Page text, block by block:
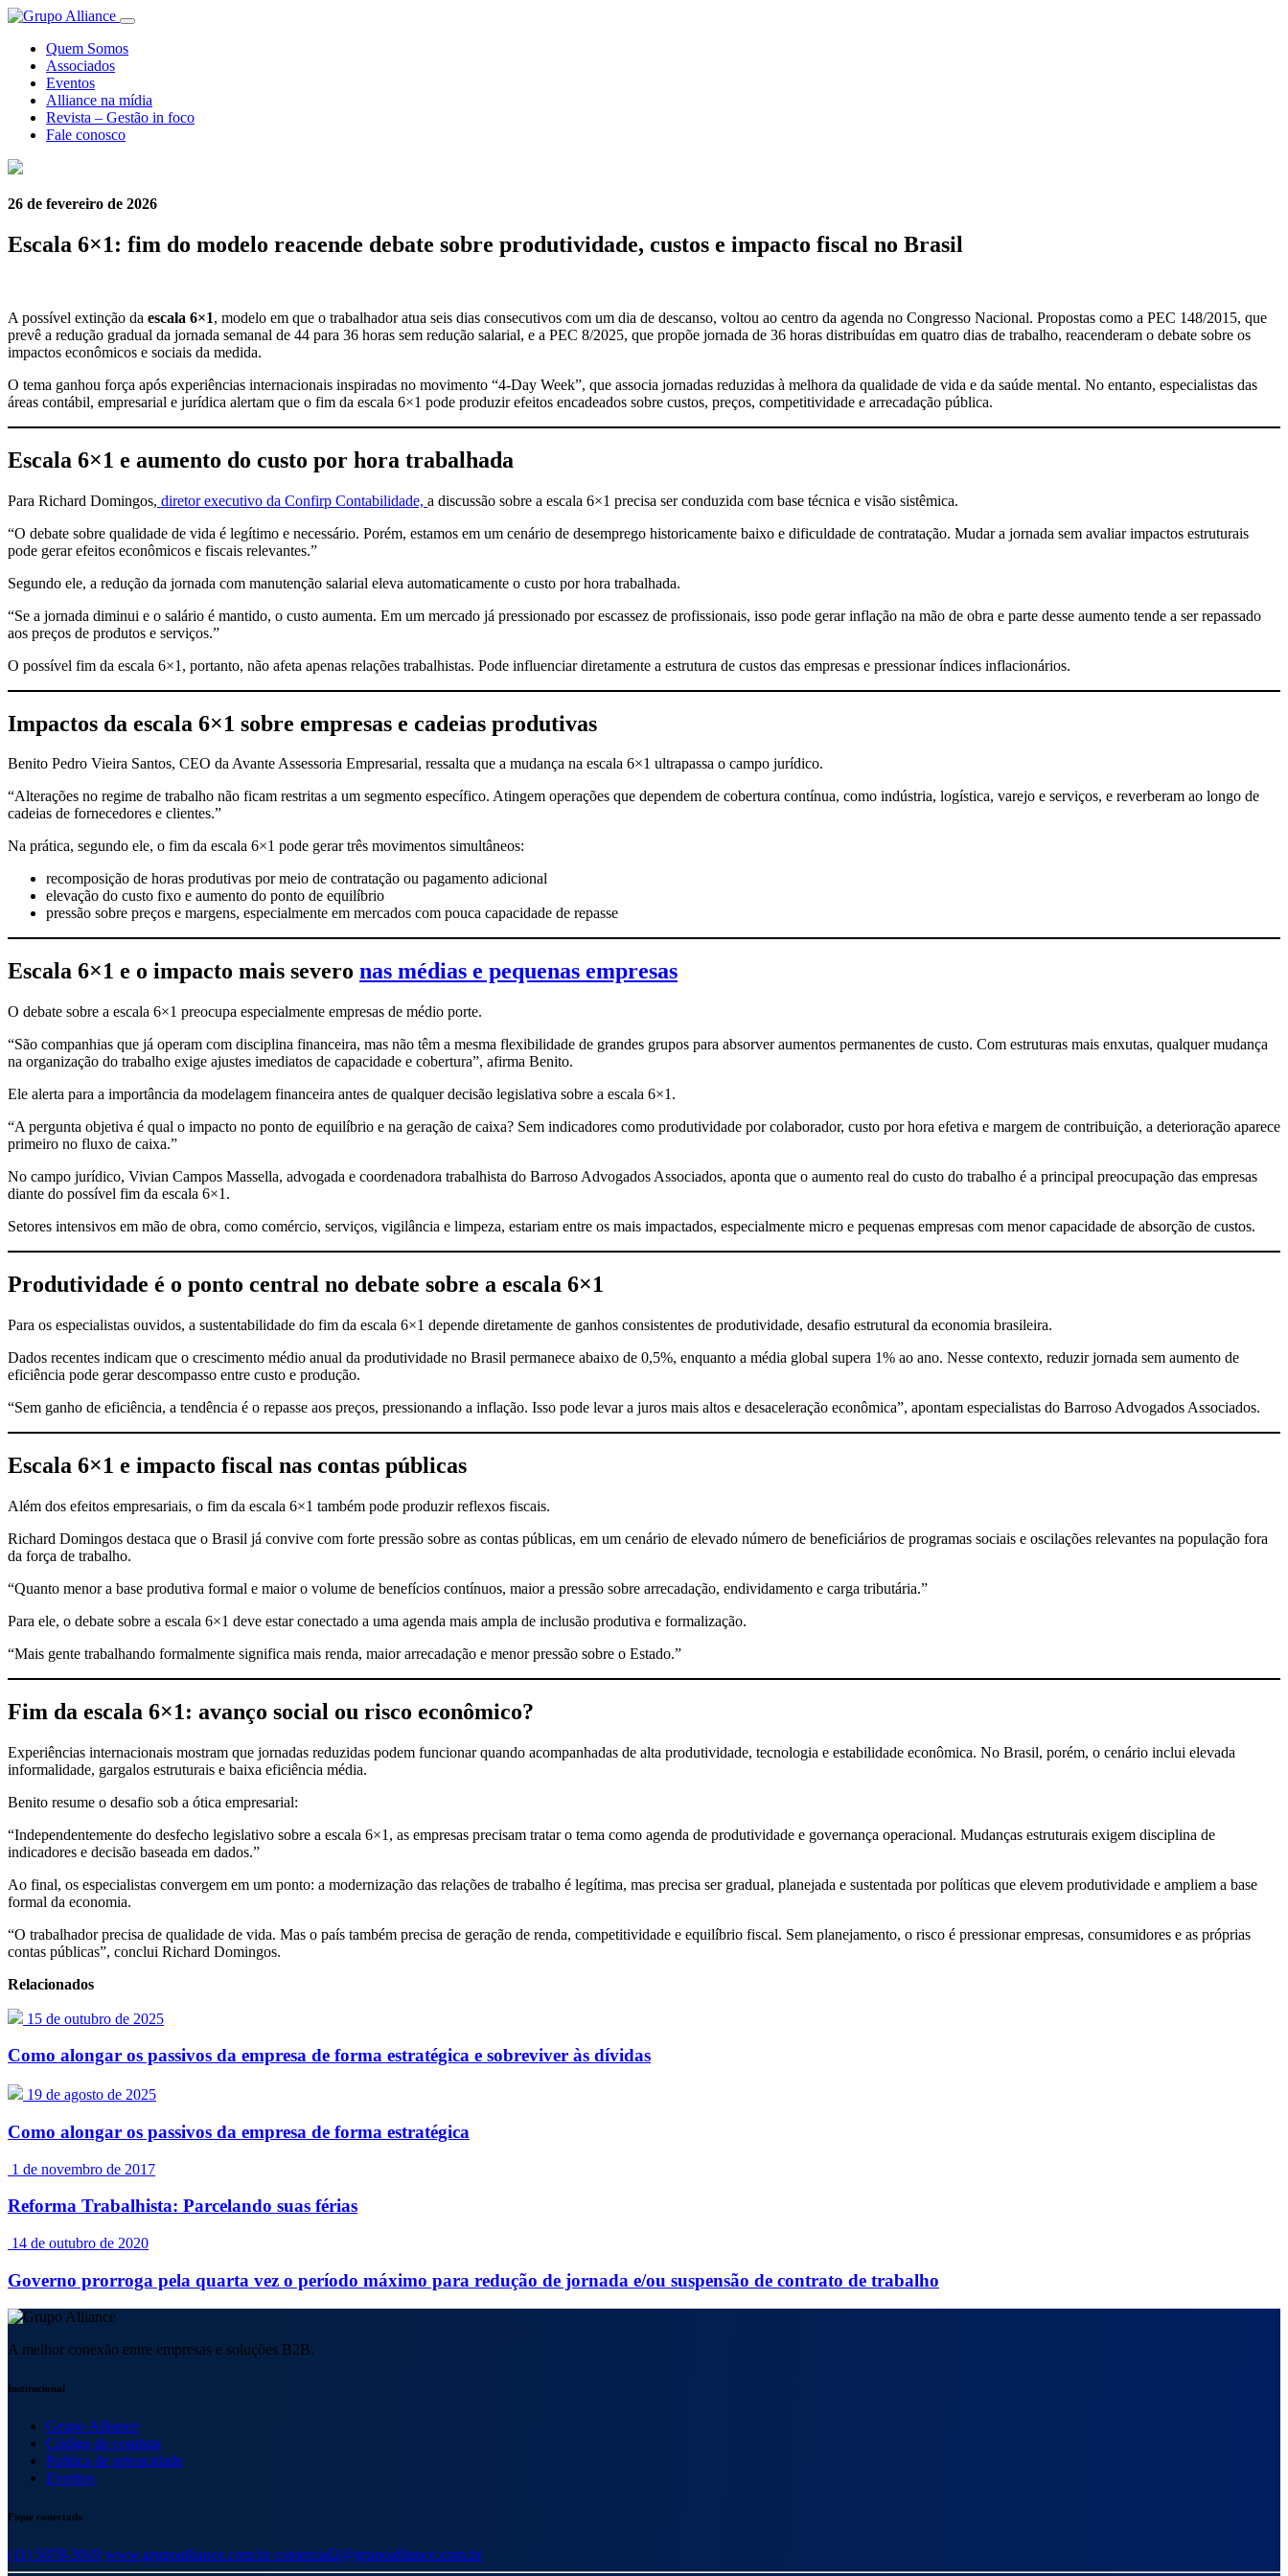
Quem Somos
Associados
Eventos
Alliance na mídia
Revista – Gestão in foco
Fale conosco
26 de fevereiro de 2026
Escala 6×1: fim do modelo reacende debate sobre produtividade, custos e impacto fiscal no Brasil
A possível extinção da escala 6×1, modelo em que o trabalhador atua seis dias consecutivos com um dia de descanso, voltou ao centro da agenda no Congresso Nacional. Propostas como a PEC 148/2015, que
prevê a redução gradual da jornada semanal de 44 para 36 horas sem redução salarial, e a PEC 8/2025, que propõe jornada de 36 horas distribuídas em quatro dias de trabalho, reacenderam o debate sobre os
impactos econômicos e sociais da medida.
O tema ganhou força após experiências internacionais inspiradas no movimento “4-Day Week”, que associa jornadas reduzidas à melhora da qualidade de vida e da saúde mental. No entanto, especialistas das
áreas contábil, empresarial e jurídica alertam que o fim da escala 6×1 pode produzir efeitos encadeados sobre custos, preços, competitividade e arrecadação pública.
Escala 6×1 e aumento do custo por hora trabalhada
Para Richard Domingos, diretor executivo da Confirp Contabilidade, a discussão sobre a escala 6×1 precisa ser conduzida com base técnica e visão sistêmica.
“O debate sobre qualidade de vida é legítimo e necessário. Porém, estamos em um cenário de desemprego historicamente baixo e dificuldade de contratação. Mudar a jornada sem avaliar impactos estruturais
pode gerar efeitos econômicos e fiscais relevantes.”
Segundo ele, a redução da jornada com manutenção salarial eleva automaticamente o custo por hora trabalhada.
“Se a jornada diminui e o salário é mantido, o custo aumenta. Em um mercado já pressionado por escassez de profissionais, isso pode gerar inflação na mão de obra e parte desse aumento tende a ser repassado
aos preços de produtos e serviços.”
O possível fim da escala 6×1, portanto, não afeta apenas relações trabalhistas. Pode influenciar diretamente a estrutura de custos das empresas e pressionar índices inflacionários.
Impactos da escala 6×1 sobre empresas e cadeias produtivas
Benito Pedro Vieira Santos, CEO da Avante Assessoria Empresarial, ressalta que a mudança na escala 6×1 ultrapassa o campo jurídico.
“Alterações no regime de trabalho não ficam restritas a um segmento específico. Atingem operações que dependem de cobertura contínua, como indústria, logística, varejo e serviços, e reverberam ao longo de
cadeias de fornecedores e clientes.”
Na prática, segundo ele, o fim da escala 6×1 pode gerar três movimentos simultâneos:
recomposição de horas produtivas por meio de contratação ou pagamento adicional
elevação do custo fixo e aumento do ponto de equilíbrio
pressão sobre preços e margens, especialmente em mercados com pouca capacidade de repasse
Escala 6×1 e o impacto mais severo nas médias e pequenas empresas
O debate sobre a escala 6×1 preocupa especialmente empresas de médio porte.
“São companhias que já operam com disciplina financeira, mas não têm a mesma flexibilidade de grandes grupos para absorver aumentos permanentes de custo. Com estruturas mais enxutas, qualquer mudança
na organização do trabalho exige ajustes imediatos de capacidade e cobertura”, afirma Benito.
Ele alerta para a importância da modelagem financeira antes de qualquer decisão legislativa sobre a escala 6×1.
“A pergunta objetiva é qual o impacto no ponto de equilíbrio e na geração de caixa? Sem indicadores como produtividade por colaborador, custo por hora efetiva e margem de contribuição, a deterioração aparece
primeiro no fluxo de caixa.”
No campo jurídico, Vivian Campos Massella, advogada e coordenadora trabalhista do Barroso Advogados Associados, aponta que o aumento real do custo do trabalho é a principal preocupação das empresas
diante do possível fim da escala 6×1.
Setores intensivos em mão de obra, como comércio, serviços, vigilância e limpeza, estariam entre os mais impactados, especialmente micro e pequenas empresas com menor capacidade de absorção de custos.
Produtividade é o ponto central no debate sobre a escala 6×1
Para os especialistas ouvidos, a sustentabilidade do fim da escala 6×1 depende diretamente de ganhos consistentes de produtividade, desafio estrutural da economia brasileira.
Dados recentes indicam que o crescimento médio anual da produtividade no Brasil permanece abaixo de 0,5%, enquanto a média global supera 1% ao ano. Nesse contexto, reduzir jornada sem aumento de
eficiência pode gerar descompasso entre custo e produção.
“Sem ganho de eficiência, a tendência é o repasse aos preços, pressionando a inflação. Isso pode levar a juros mais altos e desaceleração econômica”, apontam especialistas do Barroso Advogados Associados.
Escala 6×1 e impacto fiscal nas contas públicas
Além dos efeitos empresariais, o fim da escala 6×1 também pode produzir reflexos fiscais.
Richard Domingos destaca que o Brasil já convive com forte pressão sobre as contas públicas, em um cenário de elevado número de beneficiários de programas sociais e oscilações relevantes na população fora
da força de trabalho.
“Quanto menor a base produtiva formal e maior o volume de benefícios contínuos, maior a pressão sobre arrecadação, endividamento e carga tributária.”
Para ele, o debate sobre a escala 6×1 deve estar conectado a uma agenda mais ampla de inclusão produtiva e formalização.
“Mais gente trabalhando formalmente significa mais renda, maior arrecadação e menor pressão sobre o Estado.”
Fim da escala 6×1: avanço social ou risco econômico?
Experiências internacionais mostram que jornadas reduzidas podem funcionar quando acompanhadas de alta produtividade, tecnologia e estabilidade econômica. No Brasil, porém, o cenário inclui elevada
informalidade, gargalos estruturais e baixa eficiência média.
Benito resume o desafio sob a ótica empresarial:
“Independentemente do desfecho legislativo sobre a escala 6×1, as empresas precisam tratar o tema como agenda de produtividade e governança operacional. Mudanças estruturais exigem disciplina de
indicadores e decisão baseada em dados.”
Ao final, os especialistas convergem em um ponto: a modernização das relações de trabalho é legítima, mas precisa ser gradual, planejada e sustentada por políticas que elevem produtividade e ampliem a base
formal da economia.
“O trabalhador precisa de qualidade de vida. Mas o país também precisa de geração de renda, competitividade e equilíbrio fiscal. Sem planejamento, o risco é pressionar empresas, consumidores e as próprias
contas públicas”, conclui Richard Domingos.
Relacionados
15 de outubro de 2025
Como alongar os passivos da empresa de forma estratégica e sobreviver às dívidas
19 de agosto de 2025
Como alongar os passivos da empresa de forma estratégica
1 de novembro de 2017
Reforma Trabalhista: Parcelando suas férias
14 de outubro de 2020
Governo prorroga pela quarta vez o período máximo para redução de jornada e/ou suspensão de contrato de trabalho
A melhor conexão entre empresas e soluções B2B.
Institucional
Grupo Alliance
Código de conduta
Política de privacidade
Eventos
Fique conectado
(11) 5078-3019 www.grupoalliance.com.brcomercial2@grupoalliance.com.br